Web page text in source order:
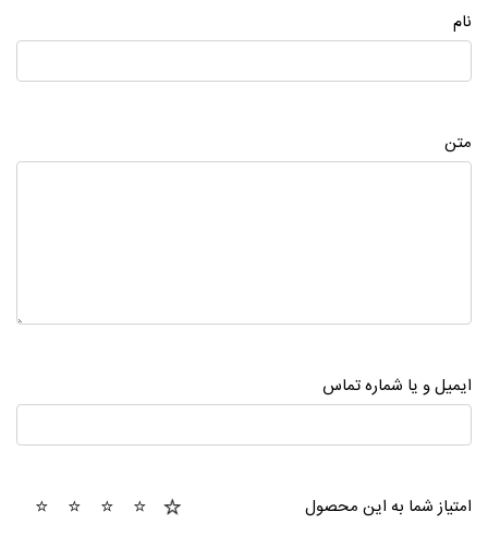
نام
متن
ایمیل و یا شماره تماس
امتیاز شما به این محصول 5